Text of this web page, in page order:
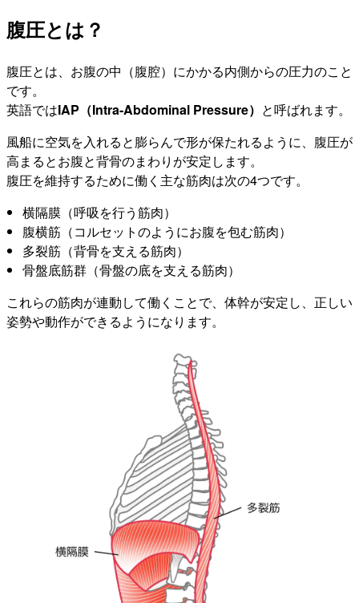
腹圧とは？
腹圧とは、お腹の中（腹腔）にかかる内側からの圧力のこと
です。
英語ではIAP（Intra-Abdominal Pressure） と呼ばれます。
風船に空気を入れると膨らんで形が保たれるように、腹圧が
高まるとお腹と背骨のまわりが安定します。
腹圧を維持するために働く主な筋肉は次の4つです。
横隔膜（呼吸を行う筋肉）
腹横筋（コルセットのようにお腹を包む筋肉）
多裂筋（背骨を支える筋肉）
骨盤底筋群（骨盤の底を支える筋肉）
これらの筋肉が連動して働くことで、体幹が安定し、正しい
姿勢や動作ができるようになります。